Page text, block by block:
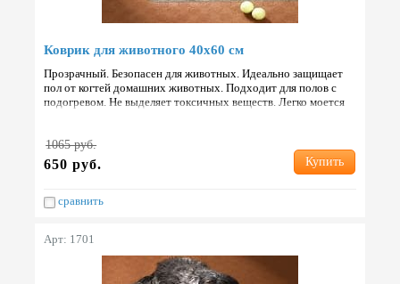
Коврик для животного 40х60 см
Прозрачный. Безопасен для животных. Идеально защищает
пол от когтей домашних животных. Подходит для полов с
подогревом. Не выделяет токсичных веществ. Легко моется
1065 руб.
650 руб. Купить
сравнить
Арт: 1701